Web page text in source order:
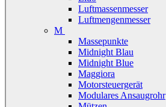
Luftmassenmesser
Luftmengenmesser
M
Massepunkte
Midnight Blau
Midnight Blue
Maggiora
Motorsteuergerät
Modulares Ansaugrohr